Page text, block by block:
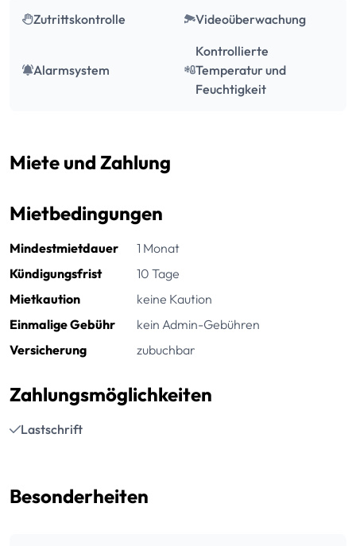
Zutrittskontrolle Videoüberwachung
Alarmsystem
Kontrollierte
Temperatur und
Feuchtigkeit
Miete und Zahlung
Mietbedingungen
Mindestmietdauer
1 Monat
Kündigungsfrist
10 Tage
Mietkaution
keine Kaution
Einmalige Gebühr
kein Admin-Gebühren
Versicherung
zubuchbar
Zahlungsmöglichkeiten
Lastschrift
Besonderheiten